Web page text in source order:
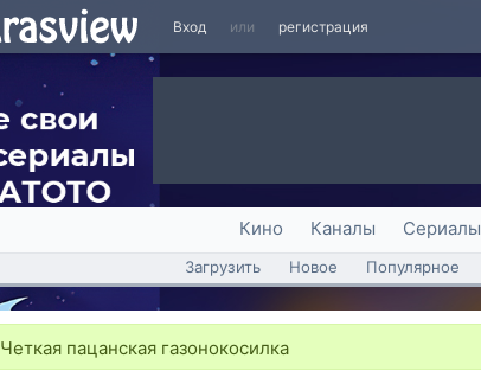
Вход или регистрация
Кино Каналы Сериалы
Загрузить Новое Популярное
Четкая пацанская газонокосилка